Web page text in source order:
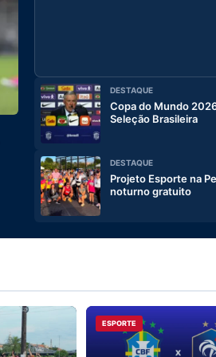
DESTAQUE
Copa do Mundo
Seleção Brasileira
DESTAQUE
Projeto Esporte na
noturno gratuito
ESPORTE